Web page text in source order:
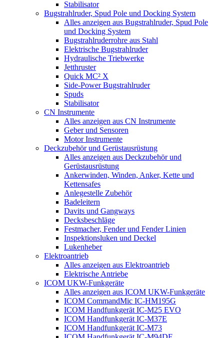
Stabilisator
Bugstrahlruder, Spud Pole und Docking System
Alles anzeigen aus Bugstrahlruder, Spud Pole
und Docking System
Bugstrahlruderrohre aus Stahl
Elektrische Bugstrahlruder
Hydraulische Triebwerke
Jetthruster
Quick MC² X
Side-Power Bugstrahlruder
Spuds
Stabilisator
CN Instrumente
Alles anzeigen aus CN Instrumente
Geber und Sensoren
Motor Instrumente
Deckzubehör und Gerüstausrüstung
Alles anzeigen aus Deckzubehör und
Gerüstausrüstung
Ankerwinden, Winden, Anker, Kette und
Kettensafes
Anlegestelle Zubehör
Badeleitern
Davits und Gangways
Decksbeschläge
Festmacher, Fender und Fender Linien
Inspektionsluken und Deckel
Lukenheber
Elektroantrieb
Alles anzeigen aus Elektroantrieb
Elektrische Antriebe
ICOM UKW-Funkgeräte
Alles anzeigen aus ICOM UKW-Funkgeräte
ICOM CommandMic IC-HM195G
ICOM Handfunkgerät IC-M25 EVO
ICOM Handfunkgerät IC-M37E
ICOM Handfunkgerät IC-M73